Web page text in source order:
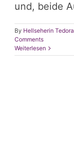
und, beide
By Hellseherin Tedora
Comments
Weiterlesen